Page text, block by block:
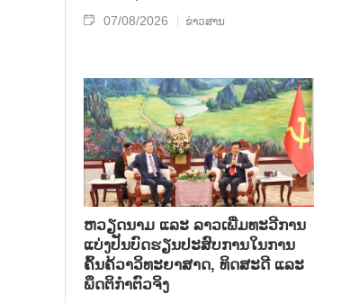
07/08/2026 ຂ່າວສານ
ຫວຽດ​ນາມ ແລະ ລາວ​ເພີ່ມ​ທະ​ວີ​ການ​
ແບ່​ງ​ປັນ​ບົດ​ຮຽນ​ປະ​ສົບ​ການ​ໃນ​ການ​
ຄົ້ນ​ຄ້​ວາ​ວິ​ທະ​ຍາ​ສາດ, ທິດ​ສະ​ດີ ແລະ
ພຶດ​ຕິ​ກຳຕົວ​ຈິງ